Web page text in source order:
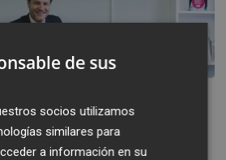
inversión vuelve a
comerciales y la
atractiva”
de sus
socios utilizamos
similares para
a información en su